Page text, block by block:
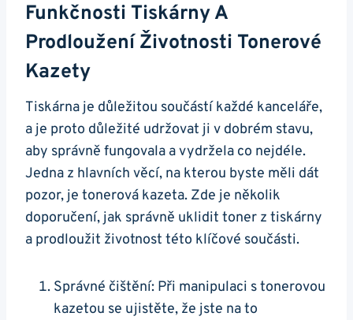
Funkčnosti Tiskárny A
Prodloužení Životnosti Tonerové
Kazety
Tiskárna je důležitou součástí každé kanceláře,
a je proto důležité udržovat ji v dobrém stavu,
aby správně fungovala a vydržela co nejdéle.
Jedna z hlavních věcí, na kterou byste měli dát
pozor, je tonerová kazeta. Zde je několik
doporučení, jak správně uklidit toner z tiskárny
a prodloužit životnost této klíčové součásti.
Správné čištění: Při manipulaci s tonerovou
kazetou se ujistěte, že jste na to